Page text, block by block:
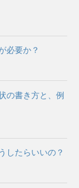
必要か？
の書き方と、例
したらいいの？